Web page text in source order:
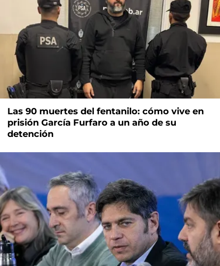
Las 90 muertes del fentanilo: cómo vive en
prisión García Furfaro a un año de su
detención